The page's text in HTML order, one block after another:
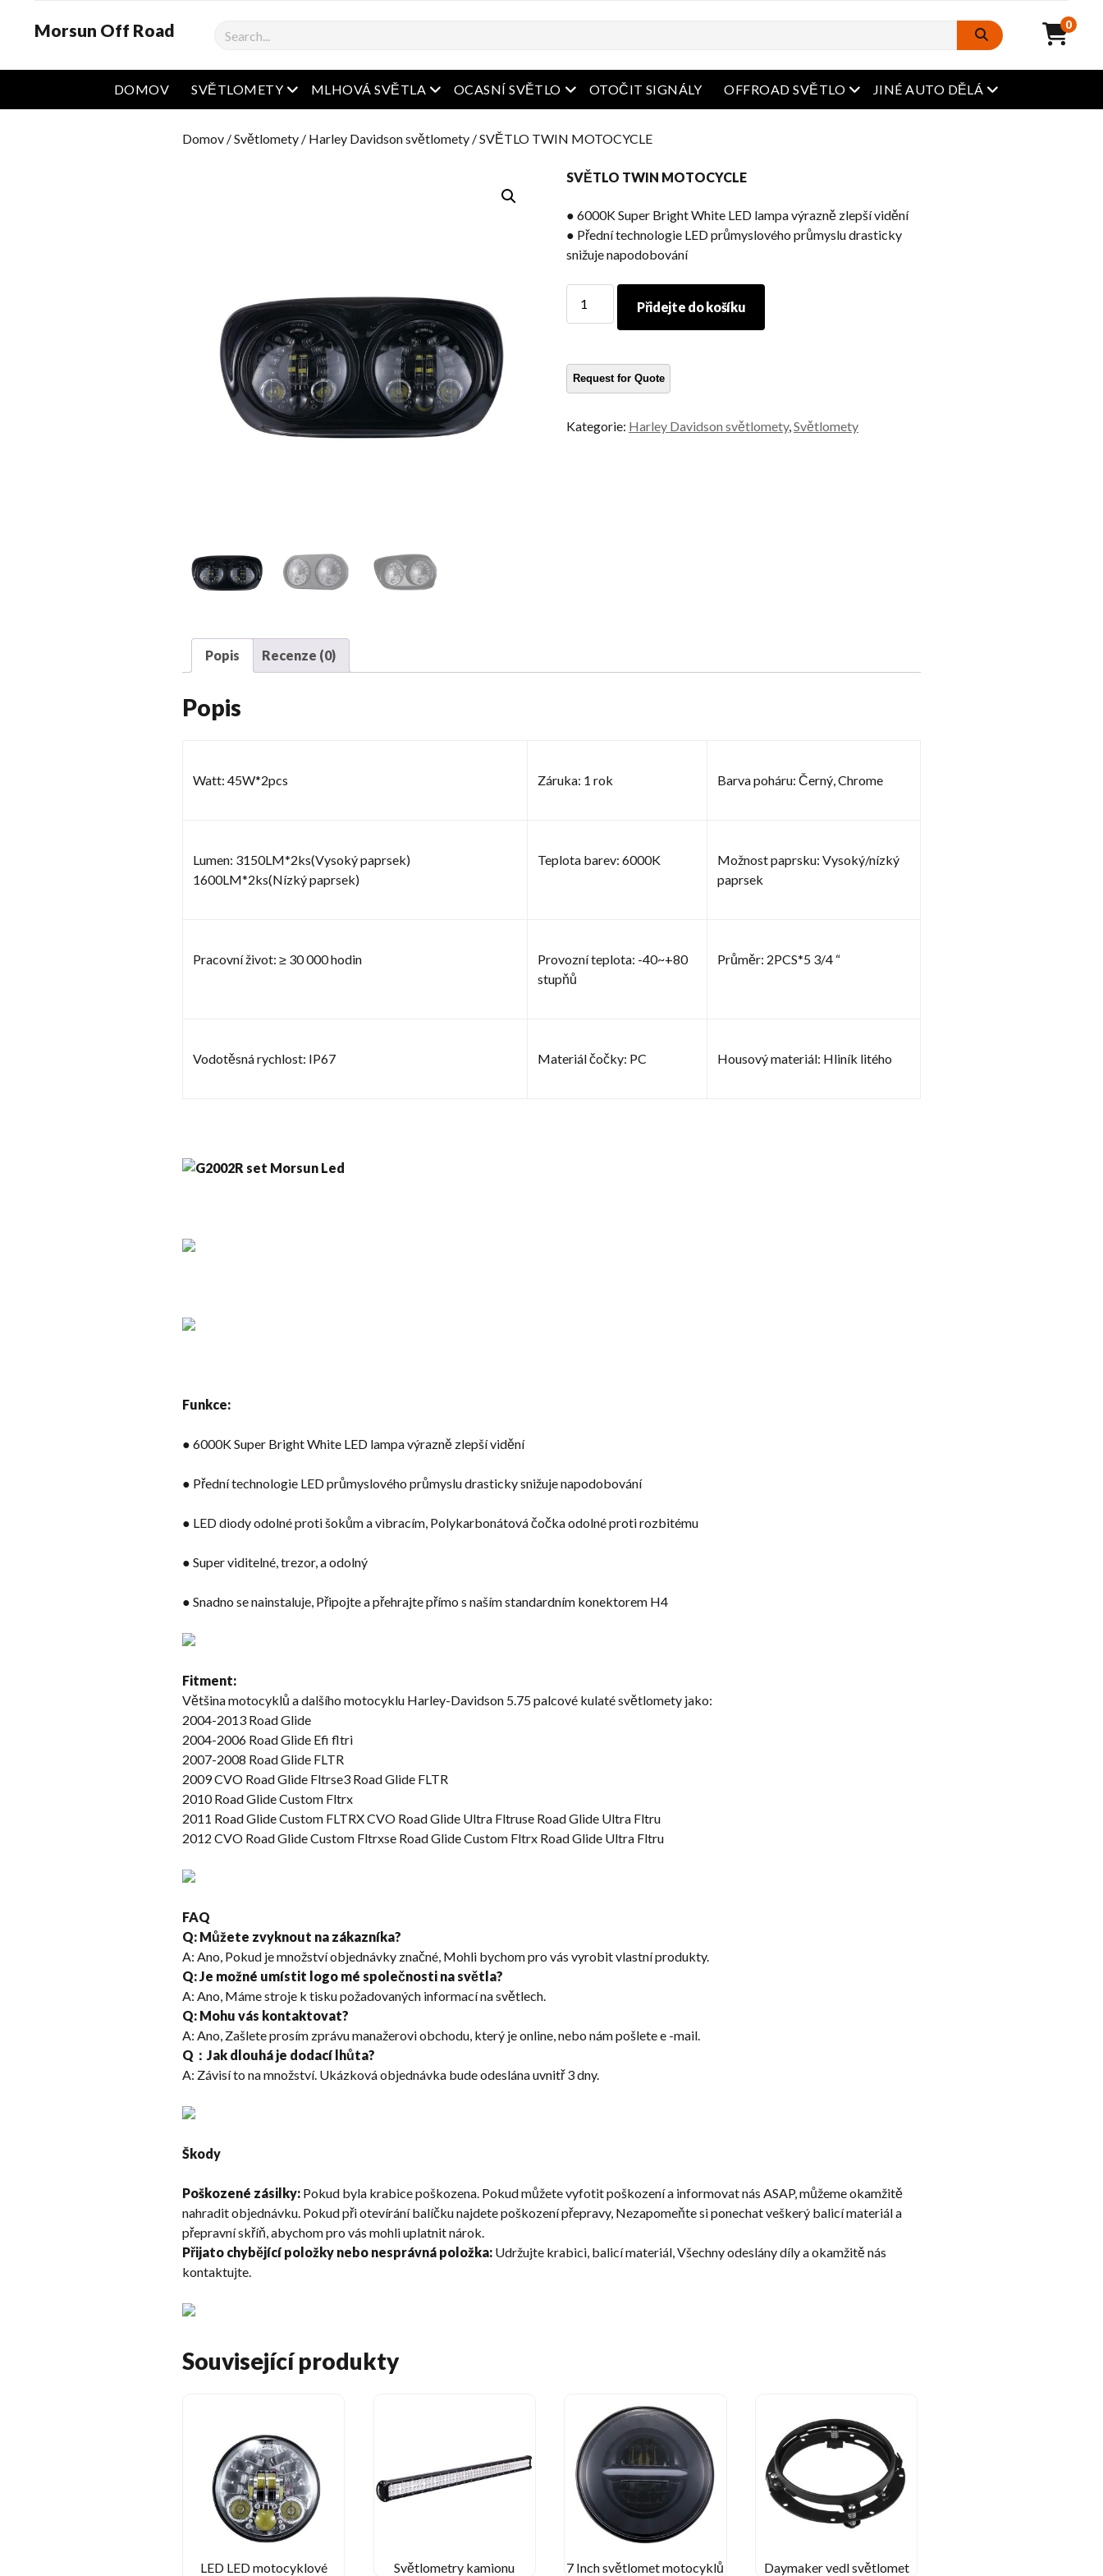
Morsun Off Road Vyhledávání 0
DOMOV SVĚTLOMETY Otevřená nabídka
MLHOVÁ SVĚTLA Otevřená nabídka
OCASNÍ SVĚTLO Otevřená nabídka
OTOČIT SIGNÁLY OFFROAD SVĚTLO Otevřená nabídka
JINÉ AUTO DĚLÁ Otevřená nabídka
Domov /Světlomety / Harley Davidson světlomety / SVĚTLO TWIN MOTOCYCLE
SVĚTLO TWIN MOTOCYCLE
● 6000K Super Bright White LED lampa výrazně zlepší vidění
● Přední technologie LED průmyslového průmyslu drasticky
snižuje napodobování
TWIN
MOTOCYCLE
Přidejte do košíku
Kategorie: Harley Davidson světlomety,Světlomety
Popis Recenze (0)
Popis
Watt: 45W*2pcs Záruka: 1 rok Barva poháru: Černý, Chrome
Lumen: 3150LM*2ks(Vysoký paprsek)
1600LM*2ks(Nízký paprsek)
Teplota barev: 6000K
Možnost paprsku: Vysoký/nízký
paprsek
Pracovní život: ≥ 30 000 hodin
Provozní teplota: -40~+80
stupňů
Průměr: 2PCS*5 3/4 “
Vodotěsná rychlost: IP67 Materiál čočky: PC Housový materiál: Hliník litého
Funkce:
● 6000K Super Bright White LED lampa výrazně zlepší vidění
● Přední technologie LED průmyslového průmyslu drasticky snižuje napodobování
● LED diody odolné proti šokům a vibracím, Polykarbonátová čočka odolné proti rozbitému
● Super viditelné, trezor, a odolný
● Snadno se nainstaluje, Připojte a přehrajte přímo s naším standardním konektorem H4
Fitment:
Většina motocyklů a dalšího motocyklu Harley-Davidson 5.75 palcové kulaté světlomety jako:
2004-2013 Road Glide
2004-2006 Road Glide Efi fltri
2007-2008 Road Glide FLTR
2009 CVO Road Glide Fltrse3 Road Glide FLTR
2010 Road Glide Custom Fltrx
2011 Road Glide Custom FLTRX CVO Road Glide Ultra Fltruse Road Glide Ultra Fltru
2012 CVO Road Glide Custom Fltrxse Road Glide Custom Fltrx Road Glide Ultra Fltru
FAQ
Q: Můžete zvyknout na zákazníka?
A: Ano, Pokud je množství objednávky značné, Mohli bychom pro vás vyrobit vlastní produkty.
Q: Je možné umístit logo mé společnosti na světla?
A: Ano, Máme stroje k tisku požadovaných informací na světlech.
Q: Mohu vás kontaktovat?
A: Ano, Zašlete prosím zprávu manažerovi obchodu, který je online, nebo nám pošlete e -mail.
Q：Jak dlouhá je dodací lhůta?
A: Závisí to na množství. Ukázková objednávka bude odeslána uvnitř 3 dny.
Škody
Poškozené zásilky: Pokud byla krabice poškozena. Pokud můžete vyfotit poškození a informovat nás ASAP, můžeme okamžitě
nahradit objednávku. Pokud při otevírání balíčku najdete poškození přepravy, Nezapomeňte si ponechat veškerý balicí materiál a
přepravní skříň, abychom pro vás mohli uplatnit nárok.
Přijato chybějící položky nebo nesprávná položka: Udržujte krabici, balicí materiál, Všechny odeslány díly a okamžitě nás
kontaktujte.
Související produkty
LED LED motocyklové
Světlometry kamionu 7 Inch světlomet motocyklů Daymaker vedl světlomet